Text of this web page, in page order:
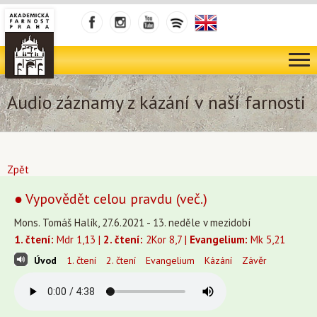
Audio záznamy z kázání v naší farnosti
Zpět
● Vypovědět celou pravdu (več.)
Mons. Tomáš Halík, 27.6.2021 - 13. neděle v mezidobí
1. čtení: Mdr 1,13 | 2. čtení: 2Kor 8,7 | Evangelium: Mk 5,21
Úvod 1. čtení 2. čtení Evangelium Kázání Závěr